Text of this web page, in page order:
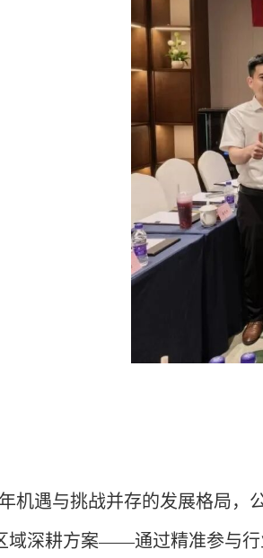
机遇与挑战并存的发展格局，
域深耕方案——通过精准参与行